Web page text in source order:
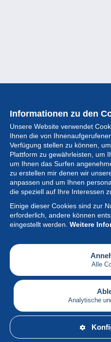
Informationen zu den
Unsere Website verwendet
Ihnen die von
Verfügung stellen zu können,
Plattform zu gewährleisten, um
um Ihnen das Surfen
zu erstellen mir denen wir
anpassen und um Ihnen
die speziell auf Ihre Interessen
Einige dieser Cookies sind zur
erforderlich, andere können
eingestellt werden. Weitere
Alle
Analytische
Sammlung
Neuigkeiten
Artikel
Gesellschaft
Serviceleistungen
Schreiben